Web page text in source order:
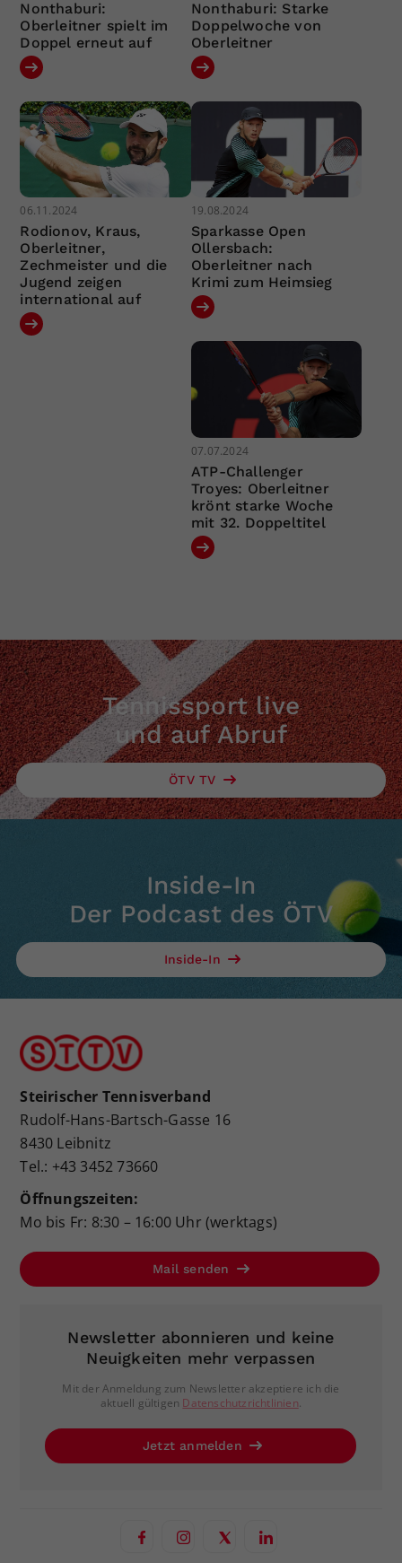
Nonthaburi:
Oberleitner spielt im
Doppel erneut auf
Nonthaburi: Starke
Doppelwoche von
Oberleitner
06.11.2024
Rodionov, Kraus,
Oberleitner,
Zechmeister und die
Jugend zeigen
international auf
19.08.2024
Sparkasse Open
Ollersbach:
Oberleitner nach
Krimi zum Heimsieg
07.07.2024
ATP-Challenger
Troyes: Oberleitner
krönt starke Woche
mit 32. Doppeltitel
Tennissport live
und auf Abruf
ÖTV TV
Inside-In
Der Podcast des ÖTV
Inside-In
Steirischer Tennisverband
Rudolf-Hans-Bartsch-Gasse 16
8430 Leibnitz
Tel.: +43 3452 73660
Öffnungszeiten:
Mo bis Fr: 8:30 – 16:00 Uhr (werktags)
Mail senden
Newsletter abonnieren und keine
Neuigkeiten mehr verpassen
Mit der Anmeldung zum Newsletter akzeptiere ich die
aktuell gültigen Datenschutzrichtlinien.
Jetzt anmelden